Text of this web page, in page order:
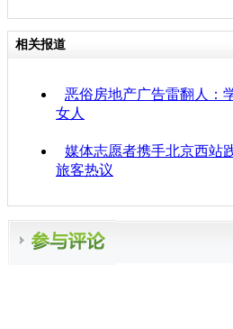
相关报道
恶俗房地产广告雷翻人：
女人
媒体志愿者携手北京西站
旅客热议